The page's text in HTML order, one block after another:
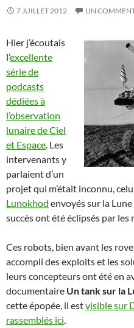
7 JUILLET 2012 UN
Hier j’écoutais
l’excellente
série de
podcasts
dédiées à
l’observation
lunaire de Ciel
et Espace. Les
intervenants y
parlaient d’un
projet qui m’était inconnu,
Lunokhod envoyés sur la
succès ont été éclipsés par
Ces robots, bien avant les
accompli des exploits et les
leurs concepteurs ont été en
documentaire Un tank sur la
cette épopée, il estvisible sur
rassemblés ici.